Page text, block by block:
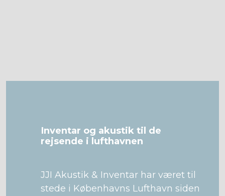
Inventar og akustik til de
rejsende i lufthavnen
JJI Akustik & Inventar har været til
stede i Københavns Lufthavn siden